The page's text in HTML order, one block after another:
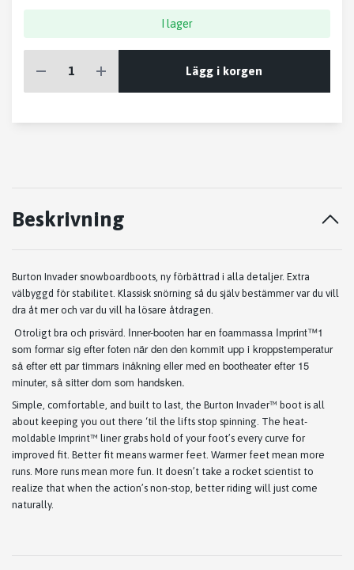
I lager
Lägg i korgen
Beskrivning
Burton Invader snowboardboots, ny förbättrad i alla detaljer. Extra
välbyggd för stabilitet. Klassisk snörning så du själv bestämmer var du vill
dra åt mer och var du vill ha lösare åtdragen.
Otroligt bra och prisvärd. Inner-booten har en foammassa Imprint™1
som formar sig efter foten när den den kommit upp i kroppstemperatur
så efter ett par timmars inåkning eller med en bootheater efter 15
minuter, så sitter dom som handsken.
Simple, comfortable, and built to last, the Burton Invader™ boot is all
about keeping you out there ‘til the lifts stop spinning. The heat-
moldable Imprint™ liner grabs hold of your foot’s every curve for
improved fit. Better fit means warmer feet. Warmer feet mean more
runs. More runs mean more fun. It doesn’t take a rocket scientist to
realize that when the action’s non-stop, better riding will just come
naturally.